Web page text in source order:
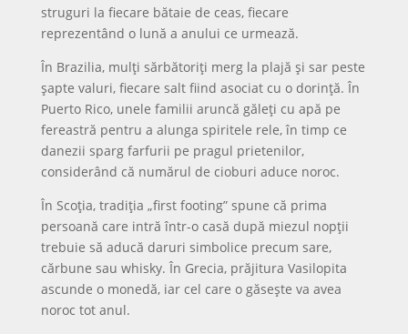
struguri la fiecare bătaie de ceas, fiecare
reprezentând o lună a anului ce urmează.
În Brazilia, mulți sărbătoriți merg la plajă și sar peste
șapte valuri, fiecare salt fiind asociat cu o dorință. În
Puerto Rico, unele familii aruncă găleți cu apă pe
fereastră pentru a alunga spiritele rele, în timp ce
danezii sparg farfurii pe pragul prietenilor,
considerând că numărul de cioburi aduce noroc.
În Scoția, tradiția „first footing” spune că prima
persoană care intră într-o casă după miezul nopții
trebuie să aducă daruri simbolice precum sare,
cărbune sau whisky. În Grecia, prăjitura Vasilopita
ascunde o monedă, iar cel care o găsește va avea
noroc tot anul.